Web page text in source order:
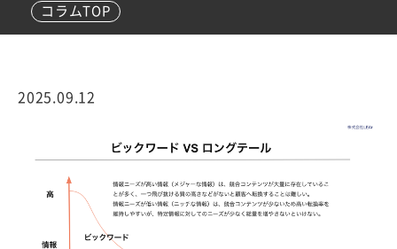
コラムTOP
2025.09.12